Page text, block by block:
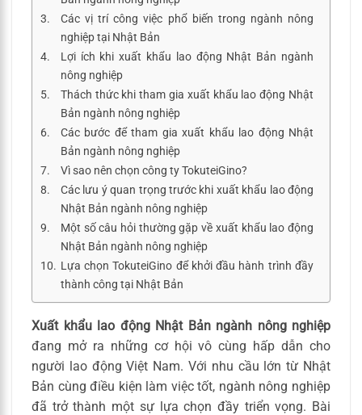
Các vị trí công việc phổ biến trong ngành nông
nghiệp tại Nhật Bản
Lợi ích khi xuất khẩu lao động Nhật Bản ngành
nông nghiệp
Thách thức khi tham gia xuất khẩu lao động Nhật
Bản ngành nông nghiệp
Các bước để tham gia xuất khẩu lao động Nhật
Bản ngành nông nghiệp
Vì sao nên chọn công ty TokuteiGino?
Các lưu ý quan trọng trước khi xuất khẩu lao động
Nhật Bản ngành nông nghiệp
Một số câu hỏi thường gặp về xuất khẩu lao động
Nhật Bản ngành nông nghiệp
Lựa chọn TokuteiGino để khởi đầu hành trình đầy
thành công tại Nhật Bản
Xuất khẩu lao động Nhật Bản ngành nông nghiệp
đang mở ra những cơ hội vô cùng hấp dẫn cho
người lao động Việt Nam. Với nhu cầu lớn từ Nhật
Bản cùng điều kiện làm việc tốt, ngành nông nghiệp
đã trở thành một sự lựa chọn đầy triển vọng. Bài